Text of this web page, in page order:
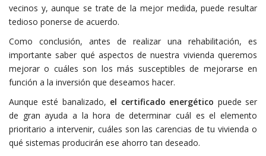
vecinos y, aunque se trate de la mejor medida, puede resultar
tedioso ponerse de acuerdo.
Como conclusión, antes de realizar una rehabilitación, es
importante saber qué aspectos de nuestra vivienda queremos
mejorar o cuáles son los más susceptibles de mejorarse en
función a la inversión que deseamos hacer.
Aunque esté banalizado, el certificado energético puede ser
de gran ayuda a la hora de determinar cuál es el elemento
prioritario a intervenir, cuáles son las carencias de tu vivienda o
qué sistemas producirán ese ahorro tan deseado.